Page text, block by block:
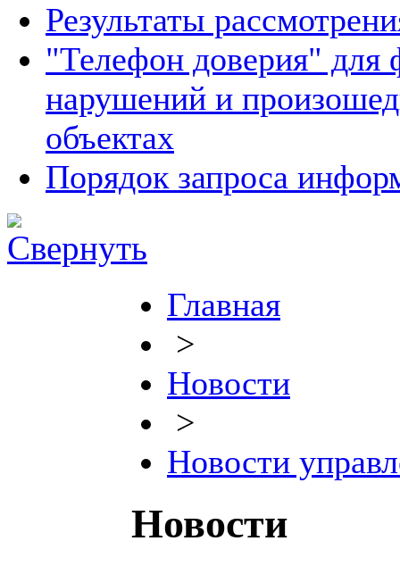
Результаты
"Телефон доверия" для
нарушений и
объектах
Порядок запроса
Главная
>
Новости
>
Новости
Новости